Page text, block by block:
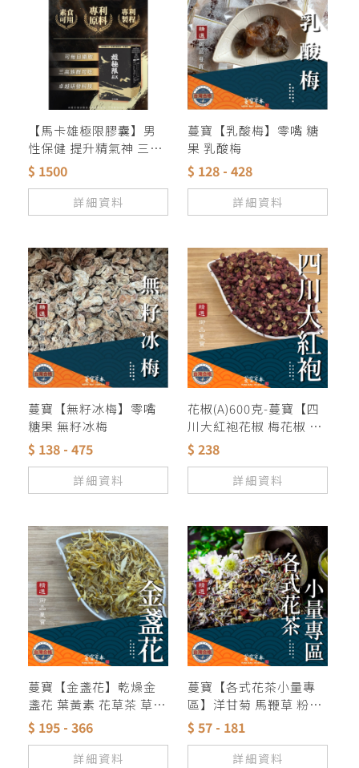
【馬卡雄極限膠囊】男
性保健 提升精氣神 三高
者素食者可食用 說明在
照片上 歡迎經銷代理 批
發零售 量大另議
$ 1500
詳細資料
蔓寶【乳酸梅】零嘴 糖
果 乳酸梅
$ 128 - 428
詳細資料
蔓寶【無籽冰梅】零嘴
糖果 無籽冰梅
$ 138 - 475
詳細資料
花椒(A)600克-蔓寶【四
川大紅袍花椒 梅花椒 花
椒 青花椒】麻翻天 香料
麻辣鍋 羊肉爐 薑母鴨 滷
包 滷味 麻辣鴨血 露營火
鍋湯底
$ 238
詳細資料
蔓寶【金盞花】乾燥金
盞花 葉黃素 花草茶 草本
茶 茶葉 茶包 眼睛保養
$ 195 - 366
詳細資料
蔓寶【各式花茶小量專
區】洋甘菊 馬鞭草 粉紅
玫瑰 紅玫瑰 迷迭香 菊花
檸檬草 金銀花 茉莉花 薰
衣草 桃花桂花 歐薄荷
$ 57 - 181
詳細資料